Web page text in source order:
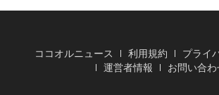
ココオルニュース 利用規約
プライ
運営者情報
お問い合